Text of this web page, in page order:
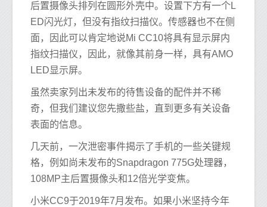
后置摄像头排列在圆形外壳中。设置下方有一个L
ED闪光灯，但没有指纹扫描仪。传感器也不在侧
面，因此可以肯定地说Mi CC10将具有显示屏内
指纹扫描仪，因此，就像其前身一样，具有AMO
LED显示屏。
虽然卖家列出未发布的待售设备的配件并不稀
奇，但我们建议您先撒些盐，直到更多有关设备
表面的信息。
几天前，一次泄密事件揭示了手机的一些关键规
格，例如尚未发布的Snapdragon 775G处理器，
108MP主后置摄像头和12倍光学变焦。
小米CC9于2019年7月发布。如果小米坚持今年